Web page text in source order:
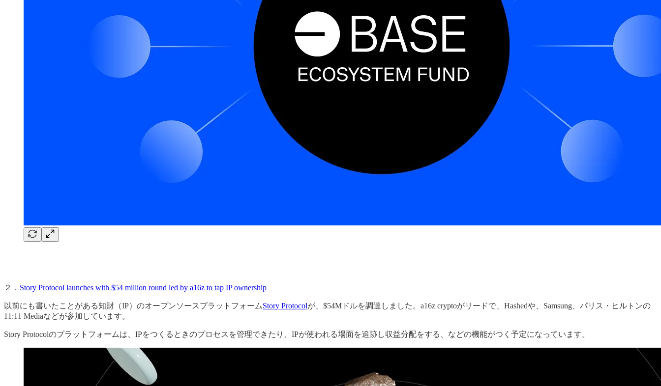
２． Story Protocol launches with $54 million round led by a16z to tap IP ownership
以前にも書いたことがある知財（IP）のオープンソースプラットフォームStory Protocolが、$54Mドルを調達しました。a16z cryptoがリードで、Hashedや、Samsung、パリス・ヒルトンの
11:11 Mediaなどが参加しています。
Story Protocolのプラットフォームは、IPをつくるときのプロセスを管理できたり、IPが使われる場面を追跡し収益分配をする、などの機能がつく予定になっています。